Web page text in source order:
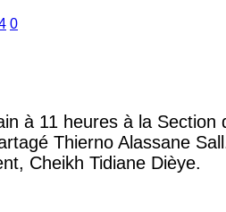
0
à 11 heures à la
Thierno Alassane
Cheikh Tidiane Dièye.